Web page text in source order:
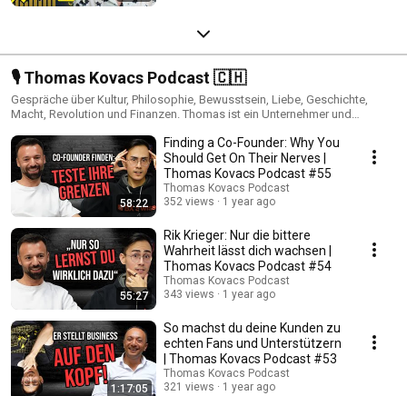
🎙️ Thomas Kovacs Podcast 🇨🇭
Gespräche über Kultur, Philosophie, Bewusstsein, Liebe, Geschichte,
Macht, Revolution und Finanzen. Thomas ist ein Unternehmer und
►► https://thomaskovacs.ch/spotify Apple ►►
https://thomaskovacs.ch/apple RSS ►► https://thomaskovacs.ch/rss
58:22
Finding a Co-Founder: Why You
Should Get On Their Nerves |
Thomas Kovacs Podcast #55
Thomas Kovacs Podcast
352 views
1 year ago
55:27
Rik Krieger: Nur die bittere
Wahrheit lässt dich wachsen |
Thomas Kovacs Podcast #54
Thomas Kovacs Podcast
343 views
1 year ago
1:17:05
So machst du deine Kunden zu
echten Fans und Unterstützern
| Thomas Kovacs Podcast #53
Thomas Kovacs Podcast
321 views
1 year ago